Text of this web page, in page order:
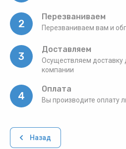
2
Перезваниваем
Перезваниваем вам и
3
Доставляем
Осуществляем доставку
компании
4
Оплата
Вы производите оплату
Назад